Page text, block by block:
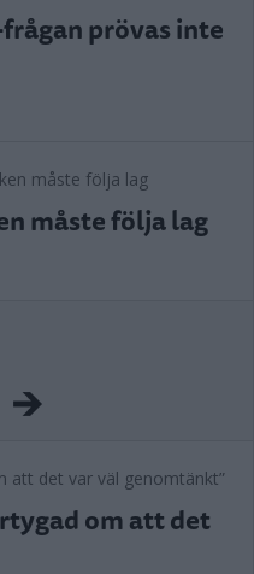
prövas inte
måste följa lag
om att det